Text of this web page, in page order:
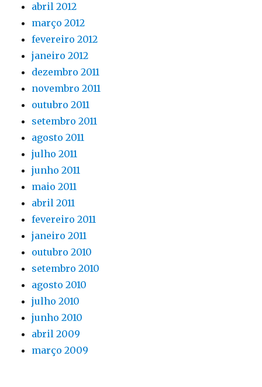
abril 2012
março 2012
fevereiro 2012
janeiro 2012
dezembro 2011
novembro 2011
outubro 2011
setembro 2011
agosto 2011
julho 2011
junho 2011
maio 2011
abril 2011
fevereiro 2011
janeiro 2011
outubro 2010
setembro 2010
agosto 2010
julho 2010
junho 2010
abril 2009
março 2009